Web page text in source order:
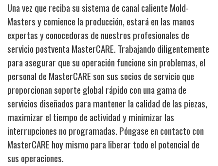
Una vez que reciba su sistema de canal caliente Mold-
Masters y comience la producción, estará en las manos
expertas y conocedoras de nuestros profesionales de
servicio postventa MasterCARE. Trabajando diligentemente
para asegurar que su operación funcione sin problemas, el
personal de MasterCARE son sus socios de servicio que
proporcionan soporte global rápido con una gama de
servicios diseñados para mantener la calidad de las piezas,
maximizar el tiempo de actividad y minimizar las
interrupciones no programadas. Póngase en contacto con
MasterCARE hoy mismo para liberar todo el potencial de
sus operaciones.